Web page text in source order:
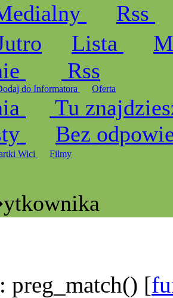
Rss
Lista
Rss
do Informatora Oferta
Tu
Bez
Wici Filmy
: preg_match() [